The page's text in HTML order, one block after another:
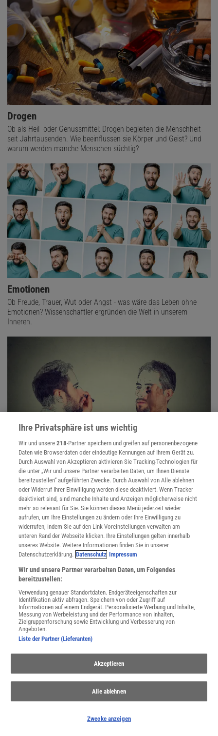
Drogen
Ob als Heil- oder Genussmittel: Drogen begleiten die Menschheit
seit Jahrtausenden. Wie beeinflussen sie Körper und Geist? Und
warum werden manche Menschen süchtig?
Emotionen
Ob Freude, Trauer, Wut oder Angst - was wäre das Leben ohne
Emotionen? Wissenschaftler ergründen die Welt in unserem
Inneren.
Persönlichkeit
Zurückhaltend oder gesellig, mitfühlend oder kalt, selbstsicher oder
verletzlich: Psychologen ergründen, was unser Wesen prägt.
PARTNERINHALTE
Ihre Privatsphäre ist uns wichtig
Wir und unsere218-Partner speichern und greifen auf personenbezogene
Daten wie Browserdaten oder eindeutige Kennungen auf Ihrem Gerät zu.
Durch Auswahl von Akzeptieren aktivieren Sie Tracking-Technologien für
die unter „Wir und unsere Partner verarbeiten Daten, um Ihnen Dienste
bereitzustellen“ aufgeführten Zwecke. Durch Auswahl von Alle ablehnen
oder Widerruf Ihrer Einwilligung werden diese deaktiviert. Wenn Tracker
deaktiviert sind, sind manche Inhalte und Anzeigen möglicherweise nicht
mehr so relevant für Sie. Sie können dieses Menü jederzeit wieder
aufrufen, um Ihre Einstellungen zu ändern oder Ihre Einwilligung zu
widerrufen, indem Sie auf den Link Voreinstellungen verwalten am
unteren Rand der Webseite klicken. Ihre Einstellungen gelten innerhalb
unseres Website. Weitere Informationen finden Sie in unserer
Datenschutzerklärung. Datenschutz Impressum
Wir und unsere Partner verarbeiten Daten, um Folgendes
bereitzustellen:
Verwendung genauer Standortdaten. Endgeräteeigenschaften zur
Identifikation aktiv abfragen. Speichern von oder Zugriff auf
Informationen auf einem Endgerät. Personalisierte Werbung und Inhalte,
Messung von Werbeleistung und der Performance von Inhalten,
Zielgruppenforschung sowie Entwicklung und Verbesserung von
Angeboten.
Liste der Partner (Lieferanten)
Akzeptieren
Alle ablehnen
Zwecke anzeigen